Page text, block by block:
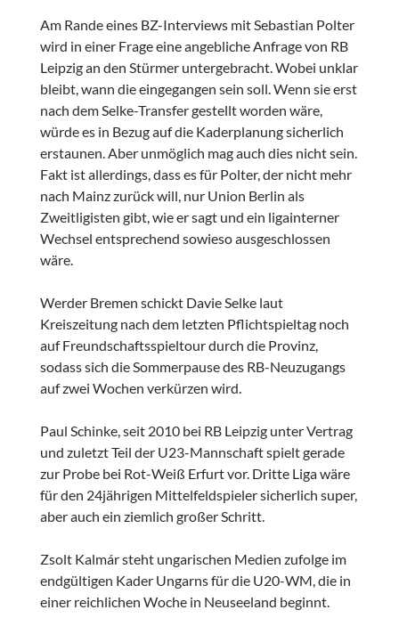
Am Rande eines BZ-Interviews mit Sebastian Polter
wird in einer Frage eine angebliche Anfrage von RB
Leipzig an den Stürmer untergebracht. Wobei unklar
bleibt, wann die eingegangen sein soll. Wenn sie erst
nach dem Selke-Transfer gestellt worden wäre,
würde es in Bezug auf die Kaderplanung sicherlich
erstaunen. Aber unmöglich mag auch dies nicht sein.
Fakt ist allerdings, dass es für Polter, der nicht mehr
nach Mainz zurück will, nur Union Berlin als
Zweitligisten gibt, wie er sagt und ein ligainterner
Wechsel entsprechend sowieso ausgeschlossen
wäre.
Werder Bremen schickt Davie Selke laut
Kreiszeitung nach dem letzten Pflichtspieltag noch
auf Freundschaftsspieltour durch die Provinz,
sodass sich die Sommerpause des RB-Neuzugangs
auf zwei Wochen verkürzen wird.
Paul Schinke, seit 2010 bei RB Leipzig unter Vertrag
und zuletzt Teil der U23-Mannschaft spielt gerade
zur Probe bei Rot-Weiß Erfurt vor. Dritte Liga wäre
für den 24jährigen Mittelfeldspieler sicherlich super,
aber auch ein ziemlich großer Schritt.
Zsolt Kalmár steht ungarischen Medien zufolge im
endgültigen Kader Ungarns für die U20-WM, die in
einer reichlichen Woche in Neuseeland beginnt.